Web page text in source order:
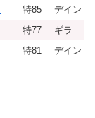
特85
デイン
特77
ギラ
特81 デイン